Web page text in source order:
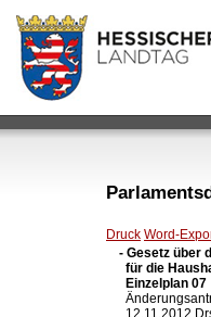
Druck Word-
- Gesetz über
für die
  Einzelplan 07
12.11.2012